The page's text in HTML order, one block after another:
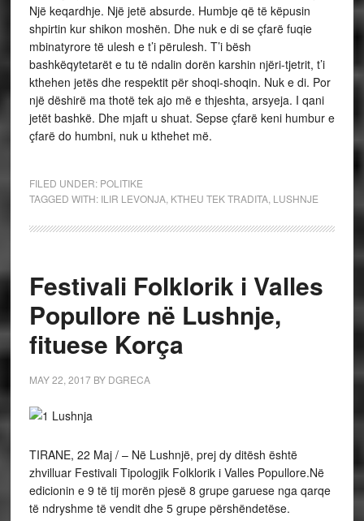
Një keqardhje. Një jetë absurde. Humbje që të këpusin
shpirtin kur shikon moshën. Dhe nuk e di se çfarë fuqie
mbinatyrore të ulesh e t’i përulesh. T’i bësh
bashkëqytetarët e tu të ndalin dorën karshin njëri-tjetrit, t’i
kthehen jetës dhe respektit për shoqi-shoqin. Nuk e di. Por
një dëshirë ma thotë tek ajo më e thjeshta, arsyeja. I qani
jetët bashkë. Dhe mjaft u shuat. Sepse çfarë keni humbur e
çfarë do humbni, nuk u kthehet më.
FILED UNDER: POLITIKE
TAGGED WITH: ILIR LEVONJA, KTHEU TEK TRADITA, LUSHNJE
Festivali Folklorik i Valles
Popullore në Lushnje,
fituese Korça
MAY 22, 2017BY DGRECA
TIRANE, 22 Maj / – Në Lushnjë, prej dy ditësh është
zhvilluar Festivali Tipologjik Folklorik i Valles Popullore.Në
edicionin e 9 të tij morën pjesë 8 grupe garuese nga qarqe
të ndryshme të vendit dhe 5 grupe përshëndetëse.